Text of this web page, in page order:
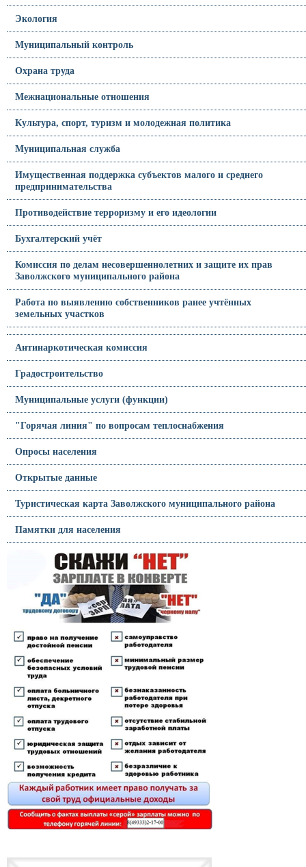
Экология
Муниципальный контроль
Охрана труда
Межнациональные отношения
Культура, спорт, туризм и молодежная политика
Муниципальная служба
Имущественная поддержка субъектов малого и среднего
предпринимательства
Противодействие терроризму и его идеологии
Бухгалтерский учёт
Комиссия по делам несовершеннолетних и защите их прав
Заволжского муниципального района
Работа по выявлению собственников ранее учтённых
земельных участков
Антинаркотическая комиссия
Градостроительство
Муниципальные услуги (функции)
"Горячая линия" по вопросам теплоснабжения
Опросы населения
Открытые данные
Туристическая карта Заволжского муниципального района
Памятки для населения